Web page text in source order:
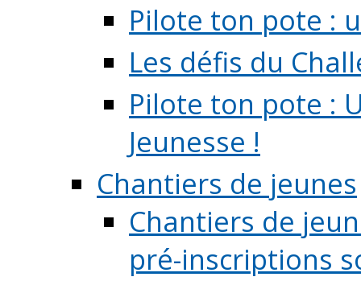
Pilote ton pote :
Les défis du
Pilote ton pote :
Jeunesse !
Chantiers de jeunes
Chantiers de
pré-inscriptions